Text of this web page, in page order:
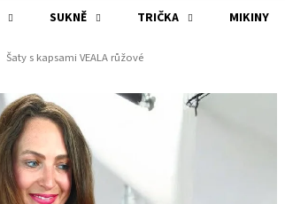
SUKNĚ TRIČKA MIKINY
Šaty s kapsami VEALA růžové